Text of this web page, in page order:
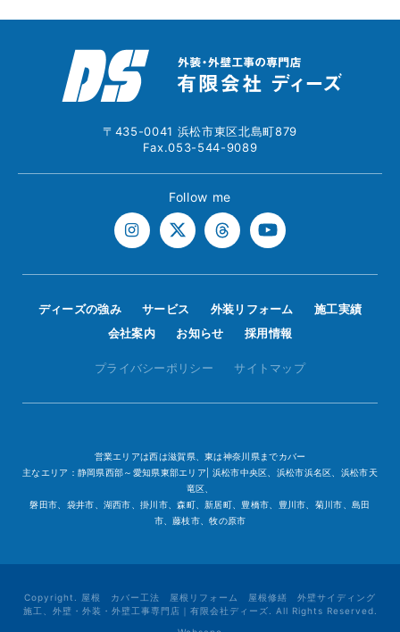
〒435-0041 浜松市東区北島町879
Fax.053-544-9089
Follow me
ディーズの強み サービス 外装リフォーム
施工実績
会社案内
お知らせ 採用情報
プライバシーポリシー サイトマップ
営業エリアは西は滋賀県、東は神奈川県までカバー
主なエリア：静岡県西部～愛知県東部エリア| 浜松市中央区、浜松市浜名区、浜松市天
竜区、
磐田市、袋井市、湖西市、掛川市、森町、新居町、豊橋市、豊川市、菊川市、島田
市、藤枝市、牧の原市
Copyright. 屋根 カバー工法 屋根リフォーム 屋根修繕 外壁サイディング
施工、外壁・外装・外壁工事専門店｜有限会社ディーズ. All Rights Reserved.